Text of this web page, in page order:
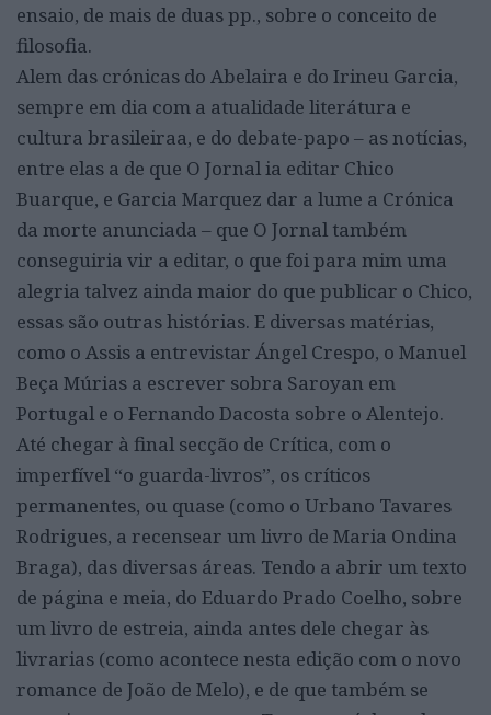
ensaio, de mais de duas pp., sobre o conceito de
filosofia.
Alem das crónicas do Abelaira e do Irineu Garcia,
sempre em dia com a atualidade literátura e
cultura brasileiraa, e do debate-papo – as notícias,
entre elas a de que O Jornal ia editar Chico
Buarque, e Garcia Marquez dar a lume a Crónica
da morte anunciada – que O Jornal também
conseguiria vir a editar, o que foi para mim uma
alegria talvez ainda maior do que publicar o Chico,
essas são outras histórias. E diversas matérias,
como o Assis a entrevistar Ángel Crespo, o Manuel
Beça Múrias a escrever sobra Saroyan em
Portugal e o Fernando Dacosta sobre o Alentejo.
Até chegar à final secção de Crítica, com o
imperfível “o guarda-livros”, os críticos
permanentes, ou quase (como o Urbano Tavares
Rodrigues, a recensear um livro de Maria Ondina
Braga), das diversas áreas. Tendo a abrir um texto
de página e meia, do Eduardo Prado Coelho, sobre
um livro de estreia, ainda antes dele chegar às
livrarias (como acontece nesta edição com o novo
romance de João de Melo), e de que também se